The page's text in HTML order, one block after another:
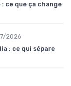
ce que ça change
2026
: ce qui sépare